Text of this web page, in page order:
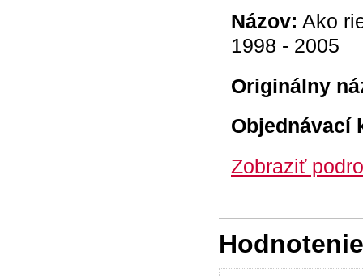
Názov: Ako
1998 - 2005
Originálny
Objednávací
Zobraziť